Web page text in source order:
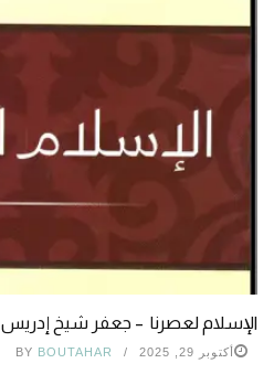
الإسلام لعصرنا – جعفر شيخ إدريس
أكتوبر 29, 2025 BY BOUTAHAR